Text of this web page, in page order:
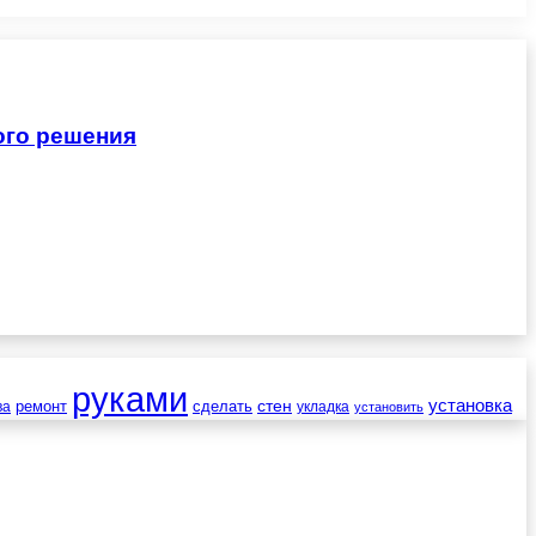
решения
ремонт руками сделать стен укладка установить установка